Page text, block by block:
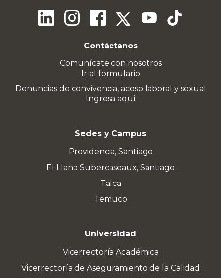
Contáctanos
Comunícate con nosotros
Ir al formulario
Denuncias de convivencia, acoso laboral y sexual
Ingresa aquí
Sedes y Campus
Providencia, Santiago
El Llano Subercaseaux, Santiago
Talca
Temuco
Universidad
Vicerrectoría Académica
Vicerrectoría de Aseguramiento de la Calidad